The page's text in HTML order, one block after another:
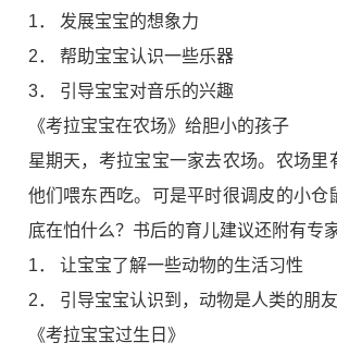
1． 发展宝宝的想象力
2． 帮助宝宝认识一些乐器
3． 引导宝宝对音乐的兴趣
《考拉宝宝在农场》给胆小的孩子
星期天，考拉宝宝一家去农场。农场
他们喂东西吃。可是平时很调皮的小
底在怕什么？书后的育儿建议还附有专家
1． 让宝宝了解一些动物的生活习性
2． 引导宝宝认识到，动物是人类的朋友
《考拉宝宝过生日》